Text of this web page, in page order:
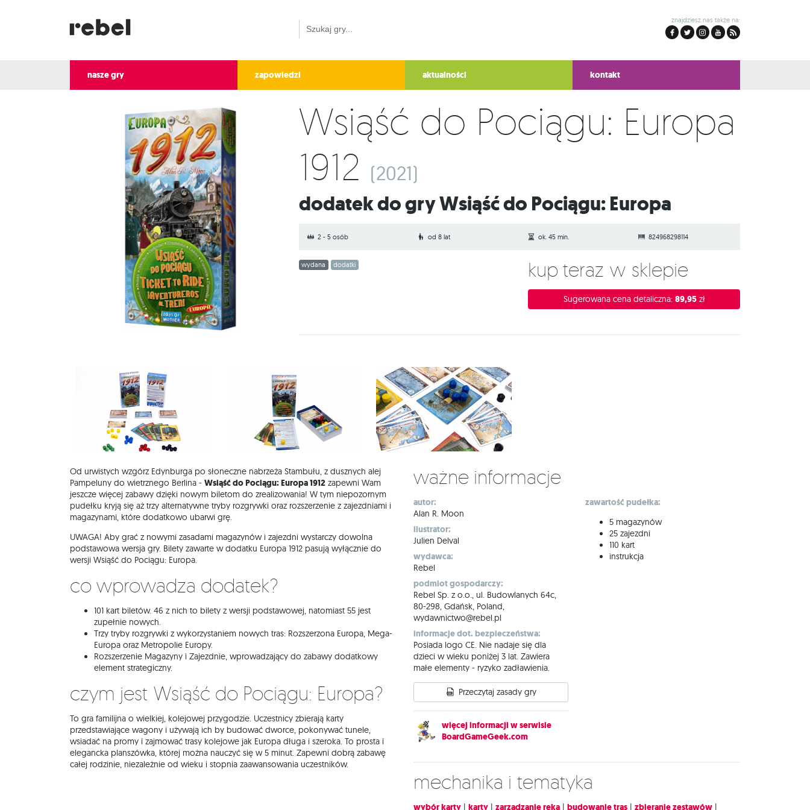
znajdziesz nas także na:
nasze gry zapowiedzi aktualności kontakt
Wsiąść do Pociągu: Europa
1912 (2021)
Dodatek do gry Wsiąść do Pociągu: Europa
2 - 5 osób od 8 lat ok. 45 min. 824968298114
wydana dodatki Kup teraz w sklepie
Sugerowana cena detaliczna: 89,95 zł
Od urwistych wzgórz Edynburga po słoneczne nabrzeża Stambułu, z dusznych alej
Pampeluny do wietrznego Berlina - Wsiąść do Pociągu: Europa 1912 zapewni Wam
jeszcze więcej zabawy dzięki nowym biletom do zrealizowania! W tym niepozornym
pudełku kryją się aż trzy alternatywne tryby rozgrywki oraz rozszerzenie z zajezdniami i
magazynami, które dodatkowo ubarwi grę.
UWAGA! Aby grać z nowymi zasadami magazynów i zajezdni wystarczy dowolna
podstawowa wersja gry. Bilety zawarte w dodatku Europa 1912 pasują wyłącznie do
wersji Wsiąść do Pociągu: Europa.
Co wprowadza dodatek?
101 kart biletów. 46 z nich to bilety z wersji podstawowej, natomiast 55 jest
zupełnie nowych.
Trzy tryby rozgrywki z wykorzystaniem nowych tras: Rozszerzona Europa, Mega-
Europa oraz Metropolie Europy.
Rozszerzenie Magazyny i Zajezdnie, wprowadzający do zabawy dodatkowy
element strategiczny.
Czym jest Wsiąść do Pociągu: Europa?
To gra familijna o wielkiej, kolejowej przygodzie. Uczestnicy zbierają karty
przedstawiające wagony i używają ich by budować dworce, pokonywać tunele,
wsiadać na promy i zajmować trasy kolejowe jak Europa długa i szeroka. To prosta i
elegancka planszówka, której można nauczyć się w 5 minut. Zapewni dobrą zabawę
całej rodzinie, niezależnie od wieku i stopnia zaawansowania uczestników.
Ważne informacje
autor:
Alan R. Moon
ilustrator:
Julien Delval
wydawca:
Rebel
podmiot gospodarczy:
Rebel Sp. z o.o., ul. Budowlanych 64c,
80-298, Gdańsk, Poland,
wydawnictwo@rebel.pl
informacje dot. bezpieczeństwa:
Posiada logo CE. Nie nadaje się dla
dzieci w wieku poniżej 3 lat. Zawiera
małe elementy - ryzyko zadławienia.
Przeczytaj zasady gry
więcej informacji w serwisie
BoardGameGeek.com
zawartość pudełka:
5 magazynów
25 zajezdni
110 kart
instrukcja
Mechanika i tematyka
wybór karty | karty | zarządzanie ręką | budowanie tras | zbieranie zestawów |